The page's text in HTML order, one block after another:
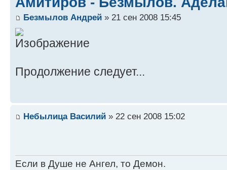
Безмылов Андрей » 21 сен 2008 15:45
Продолжение следует...
Небылица Василий » 22 сен 2008 15:02
Если в Душе не Ангел, то Демон.